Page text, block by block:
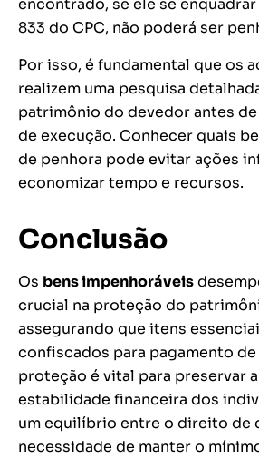
encontrado, se ele se
833 do CPC, não poderá ser
Por isso, é fundamental que os
realizem uma pesquisa
patrimônio do devedor antes
de execução. Conhecer quais
de penhora pode evitar ações
economizar tempo e recursos.
Conclusão
Os bens impenhoráveis
crucial na proteção do
assegurando que itens
confiscados para pagamento de
proteção é vital para preservar
estabilidade financeira dos
um equilíbrio entre o direito de
necessidade de manter o